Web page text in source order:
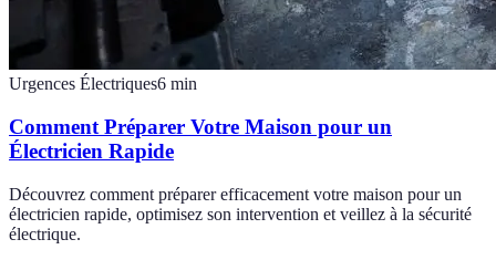
Urgences Électriques6 min
Comment Préparer Votre Maison pour un
Électricien Rapide
Découvrez comment préparer efficacement votre maison pour un
électricien rapide, optimisez son intervention et veillez à la sécurité
électrique.